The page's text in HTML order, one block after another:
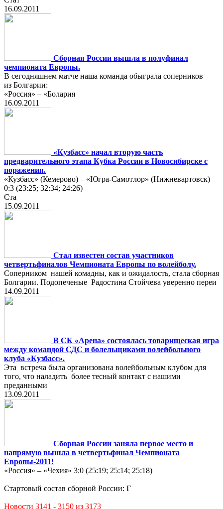
16.09.2011
Сборная России вышла в полуфинал
чемпионата Европы.
В сегодняшнем матче наша команда обыграла соперников
из Болгарии:
«Россия» – «Болария
16.09.2011
«Кузбасс» начал вторую часть
предварительного этапа Кубка России в Новосибирске с
поражения.
«Кузбасс» (Кемерово) – «Югра-Самотлор» (Нижневартовск)
0:3 (23:25; 32:34; 24:26)
Ста
15.09.2011
Стал известен состав участников
четвертьфиналов Чемпионата Европы по волейболу.
Соперником нашей комадны, как и ожидалость, стала сборная
Болгарии. Подопеченые Радостина Стойчева уверенно переи
14.09.2011
В СК «Арена» состоялась товарищеская игра
между командой СДС и болельщиками волейбольного
клуба «Кузбасс».
Эта встреча была организована волейбольным клубом для
того, что наладить более тесный контакт с нашими
преданными
13.09.2011
Сборная России заняла первое место и
напрямую вышла в четвертьфинал Чемпионата
Европы-2011!
«Россия» – «Чехия» 3:0 (25:19; 25:14; 25:18)
Стартовый состав сборной России: Г
Новости 3141 - 3150 из 3173